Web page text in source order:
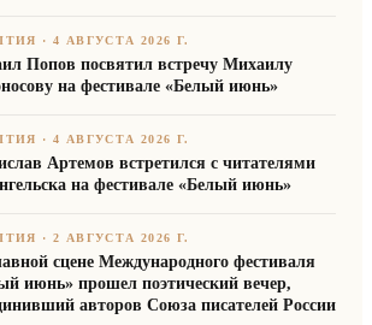
·4 АВГУСТА 2026 Г.
Попов посвятил встречу Михаилу
на фестивале «Белый июнь»
·4 АВГУСТА 2026 Г.
Артемов встретился с читателями
на фестивале «Белый июнь»
·2 АВГУСТА 2026 Г.
сцене Международного фестиваля
июнь» прошел поэтический вечер,
авторов Союза писателей России